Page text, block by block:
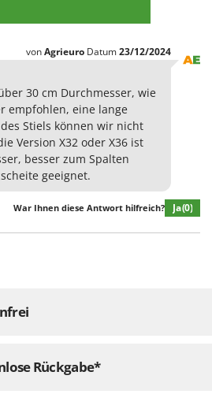
vonAgrieuro Datum23/12/2024
30 cm Durchmesser, wie
empfohlen, eine lange
Stiels können wir nicht
Version X32 oder X36 ist
besser zum Spalten
geeignet.
War Ihnen diese Antwort hilfreich? Ja(0)
Rückgabe*